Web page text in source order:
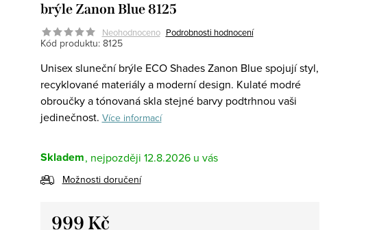
brýle Zanon Blue 8125
Neohodnoceno Podrobnosti hodnocení
Kód produktu: 8125
Unisex sluneční brýle ECO Shades Zanon Blue spojují styl,
recyklované materiály a moderní design. Kulaté modré
obroučky a tónovaná skla stejné barvy podtrhnou vaši
jedinečnost. Více informací
Skladem 12.8.2026
Možnosti doručení
999 Kč